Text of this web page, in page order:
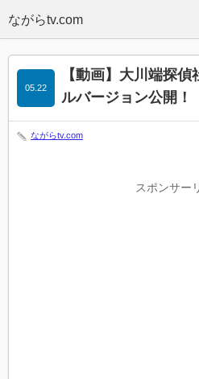
【動画】大川端探
ルバージョン公開！
05.22
ながらtv.com
スポンサー